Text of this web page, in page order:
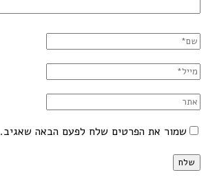
שמור את הפרטים שלח לפעם הבאה שאגיב.